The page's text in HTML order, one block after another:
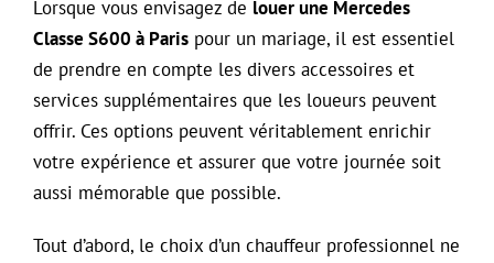
Lorsque vous envisagez de louer une Mercedes
Classe S600 à Paris pour un mariage, il est essentiel
de prendre en compte les divers accessoires et
services supplémentaires que les loueurs peuvent
offrir. Ces options peuvent véritablement enrichir
votre expérience et assurer que votre journée soit
aussi mémorable que possible.
Tout d’abord, le choix d’un chauffeur professionnel ne